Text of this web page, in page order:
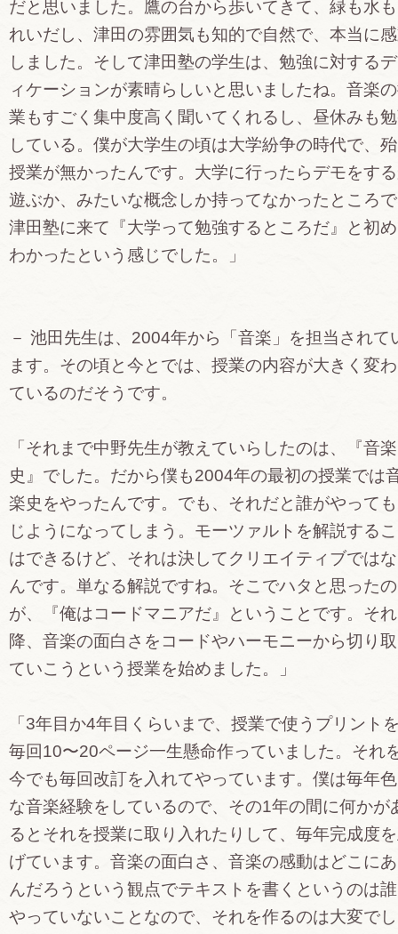
だと思いました。鷹の台から歩いてきて、緑も水
れいだし、津田の雰囲気も知的で自然で、本当に
しました。そして津田塾の学生は、勉強に対する
ィケーションが素晴らしいと思いましたね。音楽
業もすごく集中度高く聞いてくれるし、昼休みも
している。僕が大学生の頃は大学紛争の時代で、
授業が無かったんです。大学に行ったらデモをす
遊ぶか、みたいな概念しか持ってなかったところ
津田塾に来て『大学って勉強するところだ』と初
わかったという感じでした。」
－ 池田先生は、2004年から「音楽」を担当されて
ます。その頃と今とでは、授業の内容が大きく変
ているのだそうです。
「それまで中野先生が教えていらしたのは、『音楽
史』でした。だから僕も2004年の最初の授業では
楽史をやったんです。でも、それだと誰がやって
じようになってしまう。モーツァルトを解説する
はできるけど、それは決してクリエイティブでは
んです。単なる解説ですね。そこでハタと思ったの
が、『俺はコードマニアだ』ということです。そ
降、音楽の面白さをコードやハーモニーから切り
ていこうという授業を始めました。」
「3年目か4年目くらいまで、授業で使うプリント
毎回10〜20ページ一生懸命作っていました。それ
今でも毎回改訂を入れてやっています。僕は毎年
な音楽経験をしているので、その1年の間に何かが
るとそれを授業に取り入れたりして、毎年完成度
げています。音楽の面白さ、音楽の感動はどこに
んだろうという観点でテキストを書くというのは
やっていないことなので、それを作るのは大変でし